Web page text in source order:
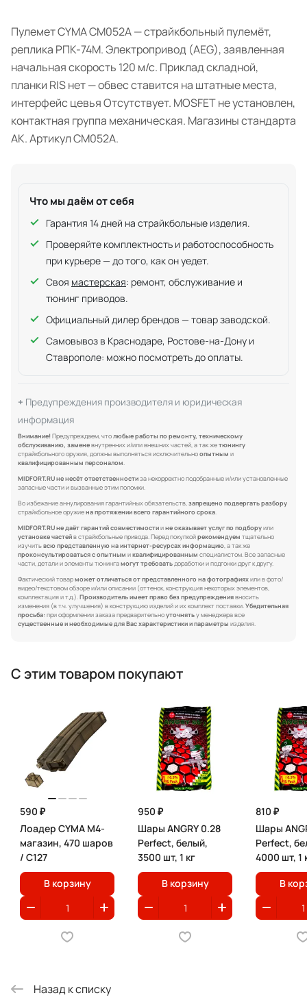
Пулемет CYMA CM052A — страйкбольный пулемёт,
реплика РПК-74М. Электропривод (AEG), заявленная
начальная скорость 120 м/с. Приклад складной,
планки RIS нет — обвес ставится на штатные места,
интерфейс цевья Отсутствует. MOSFET не установлен,
контактная группа механическая. Магазины стандарта
АК. Артикул CM052A.
Что мы даём от себя
Гарантия 14 дней на страйкбольные изделия.
Проверяйте комплектность и работоспособность
при курьере — до того, как он уедет.
Своя мастерская: ремонт, обслуживание и
тюнинг приводов.
Официальный дилер брендов — товар заводской.
Самовывоз в Краснодаре, Ростове-на-Дону и
Ставрополе: можно посмотреть до оплаты.
Предупреждения производителя и юридическая
информация
Внимание!Предупреждаем, чтолюбые работы по ремонту, техническому
обслуживанию, заменевнутренних и/или внешних частей, а так жетюнингу
страйкбольного оружия, должны выполняться исключительноопытным и
квалифицированным персоналом.
MIDFORT.RU не несёт ответственностиза некорректно подобранные и/или установленные
запасные части и вызванные этим поломки.
Во избежание аннулирования гарантийных обязательств,запрещено подвергать разбору
страйкбольное оружиена протяжении всего гарантийного срока.
MIDFORT.RU не даёт гарантий совместимостиине оказывает услуг по подборуили
установке частейв страйкбольные привода. Перед покупкойрекомендуем тщательно
изучитьвсю представленную на интернет-ресурсах информацию, а так же
проконсультироваться с опытным иквалифицированным специалистом. Все запасные
части, детали и элементы тюнингамогут требоватьдоработки и подгонки друг к другу.
Фактический товарможет отличаться от представленного на фотографияхили в фото/
видео/текстовом обзоре и/или описании (оттенок, конструкция некоторых элементов,
комплектация и т.д.).Производитель имеет право без предупреждениявносить
изменения (в т.ч. улучшения) в конструкцию изделий и их комплект поставки.Убедительная
просьба: при оформлении заказа предварительноуточнятьу менеджера все
существенные и необходимые для Вас характеристики и параметры изделия.
С этим товаром покупают
590 ₽
Лоадер CYMA M4-
магазин, 470 шаров
/ C127
В корзину
950 ₽
Шары ANGRY 0.28
Perfect, белый,
3500 шт, 1 кг
В корзину
810 ₽
Шары
Perfect,
4000 шт, 1
В
Назад к списку